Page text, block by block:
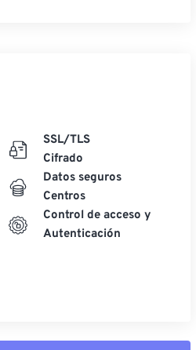
SSL/TLS
Cifrado
Datos seguros
Centros
Control de acceso y
Autenticación